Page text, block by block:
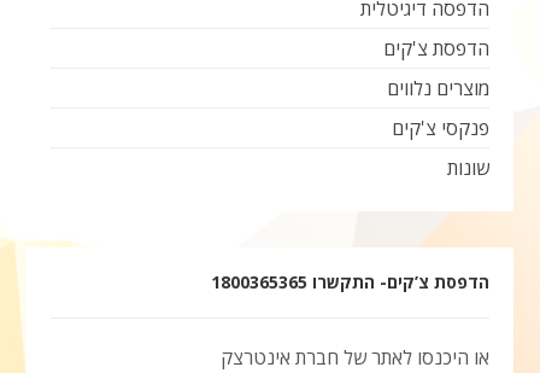
הדפסה דיגיטלית
הדפסת צ'קים
מוצרים נלווים
פנקסי צ'קים
שונות
הדפסת צ’קים- התקשרו 1800365365
או היכנסו לאתר של חברת אינטרצק